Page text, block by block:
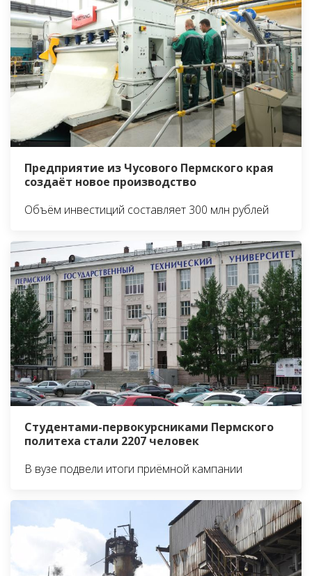
Предприятие из Чусового Пермского края
создаёт новое производство
Объём инвестиций составляет 300 млн рублей
Студентами-первокурсниками Пермского
политеха стали 2207 человек
В вузе подвели итоги приёмной кампании